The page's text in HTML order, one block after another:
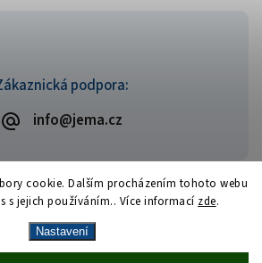
cookie. Dalším procházením tohoto webu
s jejich používáním.. Více informací zde.
Nastavení
podpora:
info@jema.cz
JEMA.cz. Všechna práva vyhrazena.
VytvořilShoptet| Design